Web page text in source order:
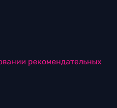
рекомендательных